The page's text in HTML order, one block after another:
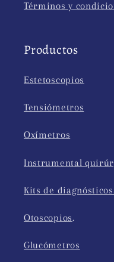
Términos y
Productos
Estetoscopios
Tensiómetros
Oxímetros
Instrumental
Kits de
Otoscopios.
Glucómetros